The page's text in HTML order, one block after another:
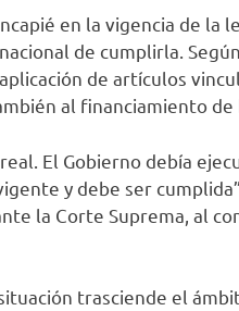
en la vigencia de la
de cumplirla.
de artículos
al financiamiento
El Gobierno debía
y debe ser
la Corte Suprema, al
trasciende el